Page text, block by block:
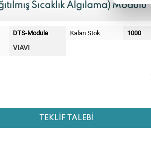
Sıcaklık Algılama) Modülü
DTS-Module Kalan Stok 1000
VIAVI
TEKLIF TALEBI